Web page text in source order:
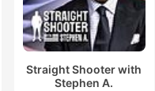
Straight Shooter with
Stephen A.